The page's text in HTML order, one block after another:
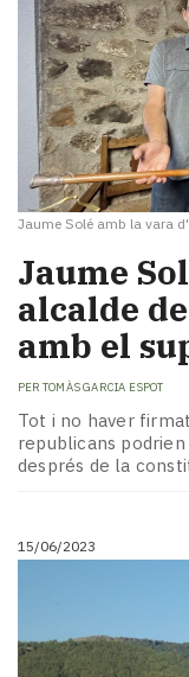
Jaume Solé amb la vara
Jaume
alcalde
amb el
PER TOMÀS GARCIA ESPOT
Tot i no haver
republicans
després de la
15/06/2023